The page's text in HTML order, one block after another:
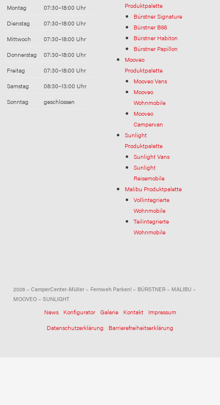
Montag
07:30–18:00 Uhr
Dienstag
07:30–18:00 Uhr
Mittwoch
07:30–18:00 Uhr
Donnerstag
07:30–18:00 Uhr
Freitag
07:30–18:00 Uhr
Samstag
08:30–13:00 Uhr
Sonntag
geschlossen
Produktpalette
Bürstner Signature
Bürstner B66
Bürstner Habiton
Bürstner Papillon
Mooveo
Produktpalette
Mooveo Vans
Mooveo
Wohnmobile
Mooveo
Campervan
Sunlight
Produktpalette
Sunlight Vans
Sunlight
Reisemobile
Malibu Produktpalette
Vollintegrierte
Wohnmobile
Teilintegrierte
Wohnmobile
2026 – CamperCenter-Müller – Fernweh Parken! – BÜRSTNER – MALIBU –
MOOVEO – SUNLIGHT
News Konfigurator Galerie Kontakt
Impressum
Datenschutzerklärung
Barrierefreiheitserklärung